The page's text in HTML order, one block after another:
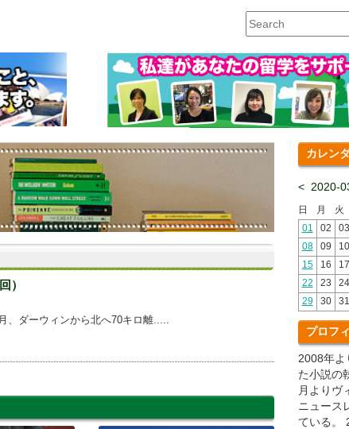
）
、ダーウィンから北へ70キロ離.....
カレン
< 2020-
日 月 火
01
02 03
08
09 10
15
16 17
22
23 24
29
30 31
プロフ
2008年よ
た小説の
月よりヴ
ニュース
ている。